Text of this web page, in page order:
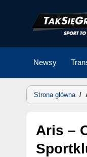
Newsy
Strona główna/
Aris – OFI Kreta i Atromitos – Asteras Tripolis na żywo w